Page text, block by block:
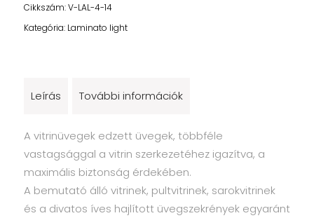
Cikkszám:V-LAL-4-14
Kategória: Laminato light
Leírás További információk
A vitrinüvegek edzett üvegek, többféle
vastagsággal a vitrin szerkezetéhez igazítva, a
maximális biztonság érdekében.
A bemutató álló vitrinek, pultvitrinek, sarokvitrinek
és a divatos íves hajlított üvegszekrények egyaránt